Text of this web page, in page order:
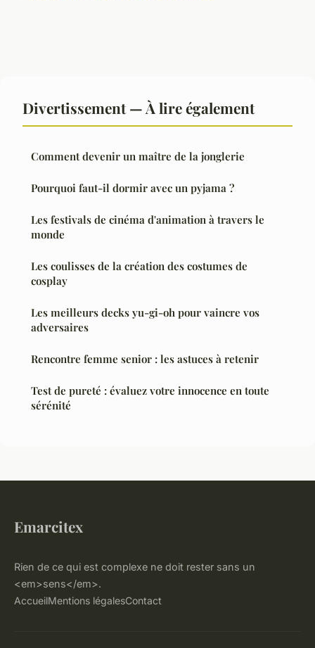
Divertissement — À lire également
Comment devenir un maître de la jonglerie
Pourquoi faut-il dormir avec un pyjama ?
Les festivals de cinéma d'animation à travers le
monde
Les coulisses de la création des costumes de
cosplay
Les meilleurs decks yu-gi-oh pour vaincre vos
adversaires
Rencontre femme senior : les astuces à retenir
Test de pureté : évaluez votre innocence en toute
sérénité
Emarcitex
Rien de ce qui est complexe ne doit rester sans un
<em>sens</em>.
AccueilMentions légalesContact